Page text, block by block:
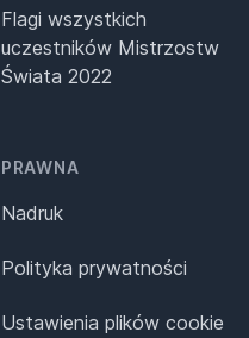
Flagi wszystkich
uczestników Mistrzostw
Świata 2022
PRAWNA
Nadruk
Polityka prywatności
Ustawienia plików cookie